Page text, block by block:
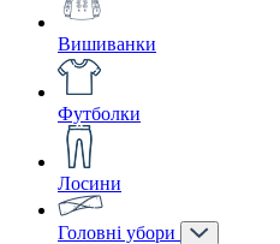
Вишиванки
Футболки
Лосини
Головні убори